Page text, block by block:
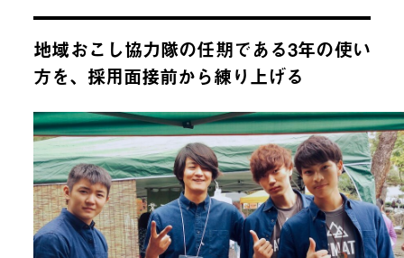
地域おこし協力隊の任期である3年の使い
方を、採用面接前から練り上げる